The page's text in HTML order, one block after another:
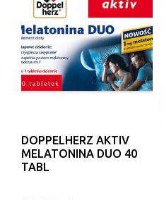
DOPPELHERZ AKTIV
MELATONINA DUO 40
TABL